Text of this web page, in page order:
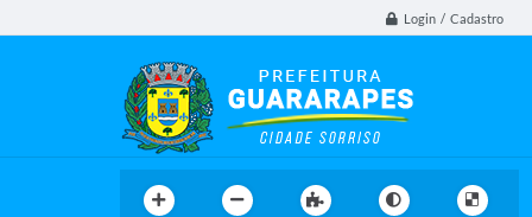
Login / Cadastro